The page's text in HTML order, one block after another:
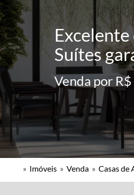
Suítes
Venda por
» Imóveis » Venda » Casas de